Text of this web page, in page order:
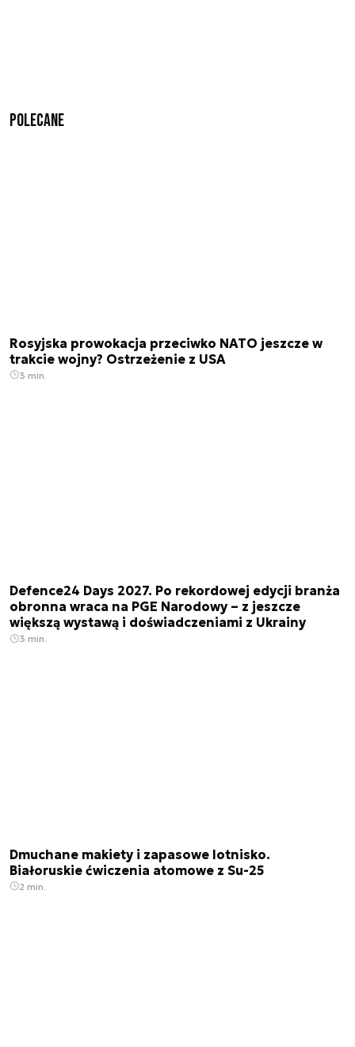
Polecane
Rosyjska prowokacja przeciwko NATO jeszcze w
trakcie wojny? Ostrzeżenie z USA
3 min.
Defence24 Days 2027. Po rekordowej edycji branża
obronna wraca na PGE Narodowy – z jeszcze
większą wystawą i doświadczeniami z Ukrainy
3 min.
Dmuchane makiety i zapasowe lotnisko.
Białoruskie ćwiczenia atomowe z Su-25
2 min.